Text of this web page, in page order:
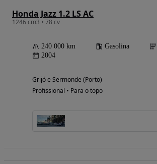
Honda Jazz 1.2 LS AC
1246 cm3 • 78 cv
240 000 km Gasolina
2004
Grijó e Sermonde (Porto)
Profissional • Para o topo